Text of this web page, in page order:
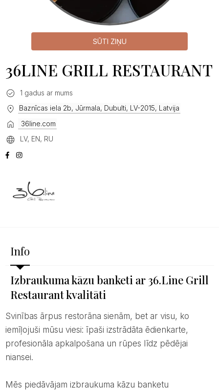
SŪTI ZIŅU
36LINE GRILL RESTAURANT
1 gadus ar mums
Baznīcas iela 2b, Jūrmala, Dubulti, LV-2015, Latvija
36line.com
LV, EN, RU
Info
Izbraukuma kāzu banketi ar 36.Line Grill
Restaurant kvalitāti
Svinības ārpus restorāna sienām, bet ar visu, ko
iemīļojuši mūsu viesi: īpaši izstrādāta ēdienkarte,
profesionāla apkalpošana un rūpes līdz pēdējai
niansei.
Mēs piedāvājam izbraukuma kāzu banketu